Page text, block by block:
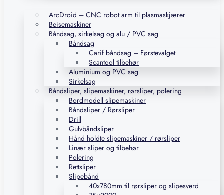
ArcDroid – CNC robot arm til plasmaskjærer
Beisemaskiner
Båndsag, sirkelsag og alu / PVC sag
Båndsag
Carif båndsag – Førstevalget
Scantool tilbehør
Aluminium og PVC sag
Sirkelsag
Båndsliper, slipemaskiner, rørsliper, polering
Bordmodell slipemaskiner
Båndsliper / Rørsliper
Drill
Gulvbåndsliper
Hånd holdte slipemaskiner / rørsliper
Linær sliper og tilbehør
Polering
Rettsliper
Slipebånd
40x780mm til rørsliper og slipesverd